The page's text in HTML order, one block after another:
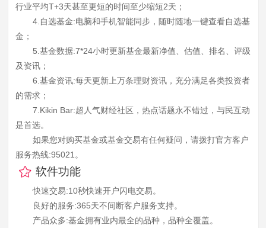
行业平均T+3天甚至更短的时间至少缩短2天；
4.自选基金:电脑和手机智能同步，随时随地一键查看自选基
金；
5.基金数据:7*24小时更新基金最新净值、估值、排名、评级
及资讯；
6.基金资讯:每天更新上万条理财资讯，充分满足各类投资者
的需求；
7.Kikin Bar:超人气财经社区，热点话题永不错过，与民互动
是首选。
如果您对购买基金或基金交易有任何疑问，请拨打官方客户
服务热线:95021。
软件功能
快速交易:10秒快速开户闪电交易。
良好的服务:365天不间断客户服务支持。
产品众多:基金拥有业内最全的品种，品种全覆盖。